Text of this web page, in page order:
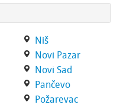
Niš
Novi Pazar
Novi Sad
Pančevo
Požarevac